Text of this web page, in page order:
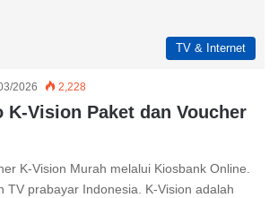
TV & Internet
2026 2,228
K-Vision Paket dan Voucher
K-Vision Murah melalui Kiosbank Online.
TV prabayar Indonesia. K-Vision adalah